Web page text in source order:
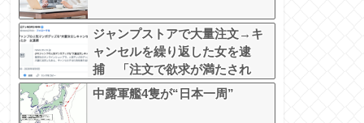
ジャンプストアで大量注文→キ
ャンセルを繰り返した女を逮
捕 「注文で欲求が満たされ
た」総額43億円
中露軍艦4隻が“日本一周”